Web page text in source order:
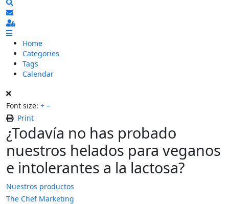
Subscribe to blog
Sign In
Home
Categories
Tags
Calendar
Font size: + –
Print
¿Todavía no has probado
nuestros helados para veganos
e intolerantes a la lactosa?
Nuestros productos
The Chef Marketing